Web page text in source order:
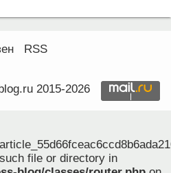
RSS
2015-2026
file or directory in